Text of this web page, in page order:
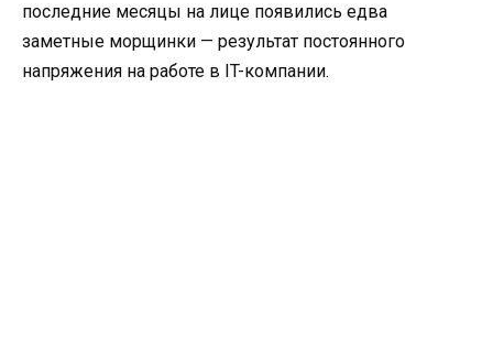
последние месяцы на лице появились едва
заметные морщинки — результат постоянного
напряжения на работе в IT-компании.